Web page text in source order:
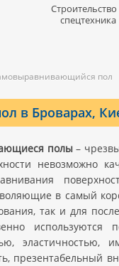
Строительство
спецтехника
пол
в Броварах,
полы–
невозможно
в самый
так и для
используются
эластичностью,
презентабельный